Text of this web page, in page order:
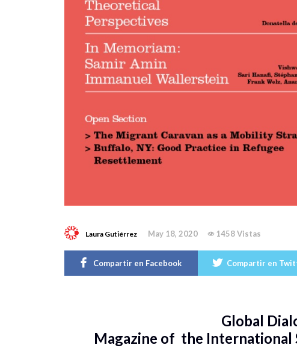
Laura Gutiérrez May 18, 2020 1458 Vistas
Compartir en Facebook Compartir en
Global
Magazine of the International